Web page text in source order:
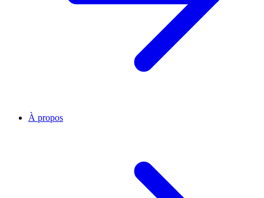
À propos